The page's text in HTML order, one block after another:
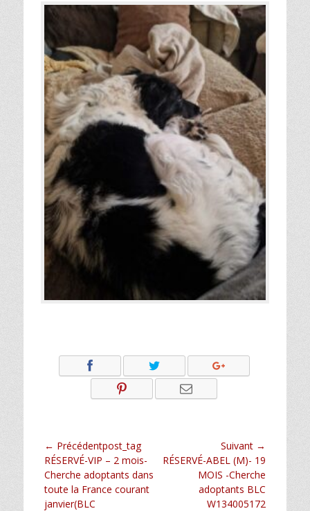
Navigation
de
l’article
← Précédentpost_tag
Article
précédent :
RÉSERVÉ-VIP – 2 mois-
Cherche adoptants dans
toute la France courant
janvier(BLC
Suivant →
Article
RÉSERVÉ-ABEL (M)- 19
MOIS -Cherche
adoptants BLC
W134005172